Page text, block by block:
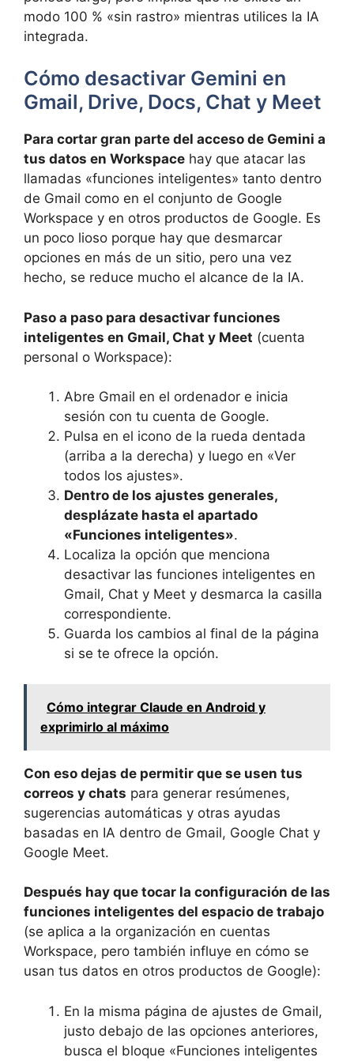
modo 100 % «sin rastro» mientras utilices la IA
integrada.
Cómo desactivar Gemini en
Gmail, Drive, Docs, Chat y Meet
Para cortar gran parte del acceso de Gemini a
tus datos en Workspace hay que atacar las
llamadas «funciones inteligentes» tanto dentro
de Gmail como en el conjunto de Google
Workspace y en otros productos de Google. Es
un poco lioso porque hay que desmarcar
opciones en más de un sitio, pero una vez
hecho, se reduce mucho el alcance de la IA.
Paso a paso para desactivar funciones
inteligentes en Gmail, Chat y Meet (cuenta
personal o Workspace):
Abre Gmail en el ordenador e inicia
sesión con tu cuenta de Google.
Pulsa en el icono de la rueda dentada
(arriba a la derecha) y luego en «Ver
todos los ajustes».
Dentro de los ajustes generales,
desplázate hasta el apartado
«Funciones inteligentes».
Localiza la opción que menciona
desactivar las funciones inteligentes en
Gmail, Chat y Meet y desmarca la casilla
correspondiente.
Guarda los cambios al final de la página
si se te ofrece la opción.
Cómo integrar Claude en Android y
exprimirlo al máximo
Con eso dejas de permitir que se usen tus
correos y chats para generar resúmenes,
sugerencias automáticas y otras ayudas
basadas en IA dentro de Gmail, Google Chat y
Google Meet.
Después hay que tocar la configuración de las
funciones inteligentes del espacio de trabajo
(se aplica a la organización en cuentas
Workspace, pero también influye en cómo se
usan tus datos en otros productos de Google):
En la misma página de ajustes de Gmail,
justo debajo de las opciones anteriores,
busca el bloque «Funciones inteligentes